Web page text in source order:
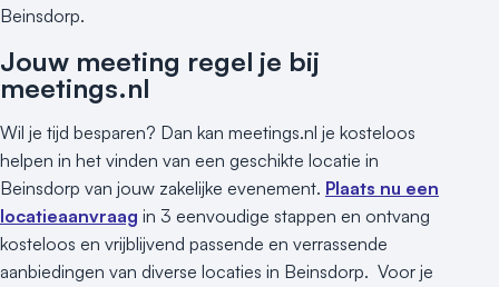
Kleine / intieme locatie
Museum
Theater
Varende locatie
Beinsdorp.
Jouw meeting regel je bij
meetings.nl
Wil je tijd besparen? Dan kan meetings.nl je kosteloos
helpen in het vinden van een geschikte locatie in
Beinsdorp van jouw zakelijke evenement. Plaats nu een
locatieaanvraag in 3 eenvoudige stappen en ontvang
kosteloos en vrijblijvend passende en verrassende
aanbiedingen van diverse locaties in Beinsdorp. Voor je